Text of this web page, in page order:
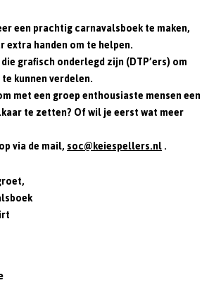
een prachtig carnavalsboek te maken,
extra handen om te helpen.
grafisch onderlegd zijn (DTP’ers) om
kunnen verdelen.
met een groep enthousiaste mensen een
te zetten? Of wil je eerst wat meer
via de mail,soc@keiespellers.nl.